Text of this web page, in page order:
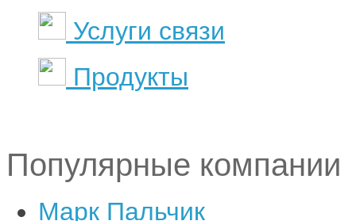
Услуги связи
Продукты
Популярные компании
Марк Пальчик